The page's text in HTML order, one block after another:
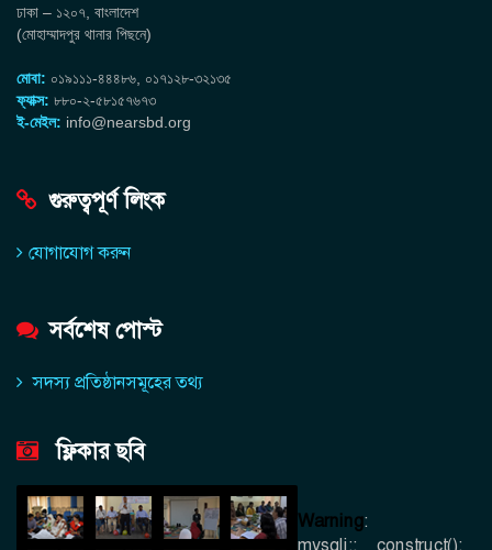
ঢাকা – ১২০৭, বাংলাদেশ
(মোহাম্মাদপুর থানার পিছনে)
মোবা: ০১৯১১১-৪৪৪৮৬, ০১৭১২৮-৩২১৩৫
ফ্যাক্স: ৮৮০-২-৫৮১৫৭৬৭৩
ই-মেইল: info@nearsbd.org
গুরুত্বপূর্ণ লিংক
যোগাযোগ করুন
সর্বশেষ পোস্ট
সদস্য প্রতিষ্ঠানসমূহের তথ্য
ফ্লিকার ছবি
Warning:
mysqli::__construct():